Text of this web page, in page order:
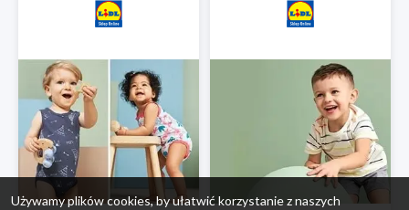
Używamy plików cookies, by ułatwić korzystanie z naszych